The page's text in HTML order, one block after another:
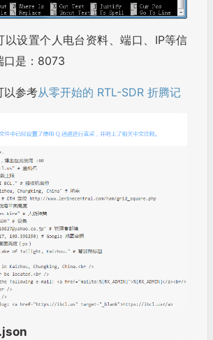
以设置个人电台资料、端口、IP等信
口是：8073
以参考从零开始的 RTL-SDR 折腾记